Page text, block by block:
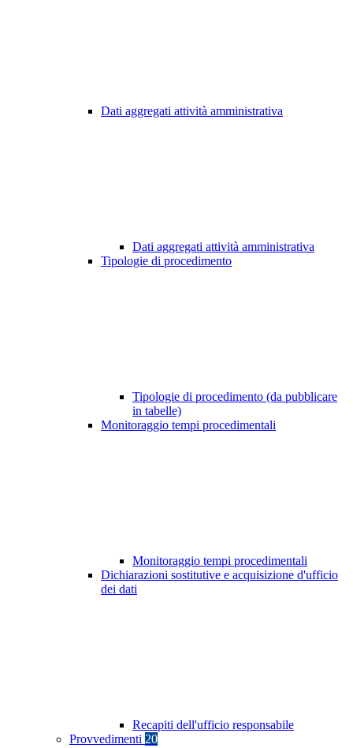
Dati aggregati attività amministrativa
Dati aggregati attività amministrativa
Tipologie di procedimento
Tipologie di procedimento (da pubblicare
in tabelle)
Monitoraggio tempi procedimentali
Monitoraggio tempi procedimentali
Dichiarazioni sostitutive e acquisizione d'ufficio
dei dati
Recapiti dell'ufficio responsabile
Provvedimenti 20